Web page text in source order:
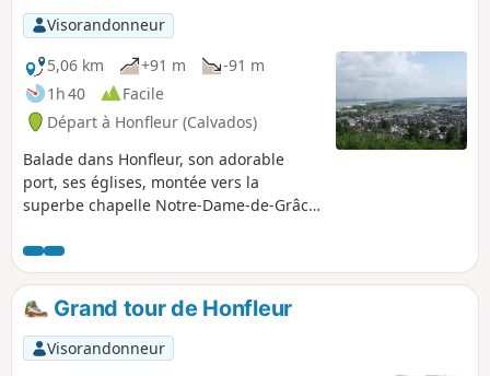
Visorandonneur
5,06 km
+91 m
-91 m
1h 40
Facile
Départ à Honfleur (Calvados)
Balade dans Honfleur, son adorable
port, ses églises, montée vers la
superbe chapelle Notre-Dame-de-Grâce,
Havre, l'embouchure de la Seine et le
Pont de Normandie.
Grand tour de Honfleur
Visorandonneur